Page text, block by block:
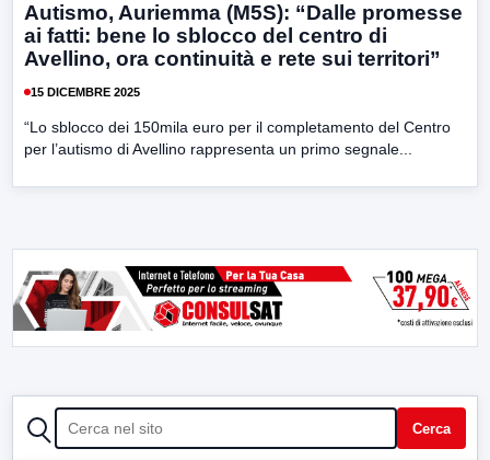
Autismo, Auriemma (M5S): “Dalle promesse
ai fatti: bene lo sblocco del centro di
Avellino, ora continuità e rete sui territori”
15 DICEMBRE 2025
“Lo sblocco dei 150mila euro per il completamento del Centro
per l’autismo di Avellino rappresenta un primo segnale...
CERCA Cerca